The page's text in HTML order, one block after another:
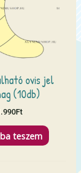
ovis jel
(10db)
Ft
teszem